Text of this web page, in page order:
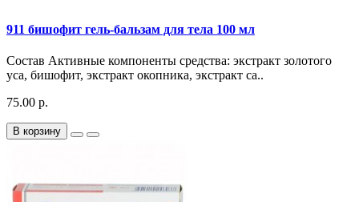
911 бишофит гель-бальзам для тела 100 мл
Состав Активные компоненты средства: экстракт золотого
уса, бишофит, экстракт окопника, экстракт са..
75.00 р.
В корзину